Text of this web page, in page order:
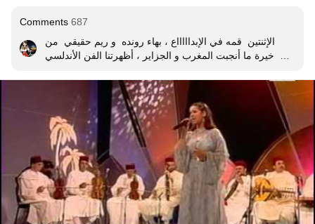
Comments 687
الإثنتين  قمه في الإبداااااع ، بهاء رونده  و ريم حقيقي  من
خيرة ما أنجبت المغرب و الجزاير ، أظهرتنا الفن الأندلسي
الاندلسي القديم و المعاصر  .